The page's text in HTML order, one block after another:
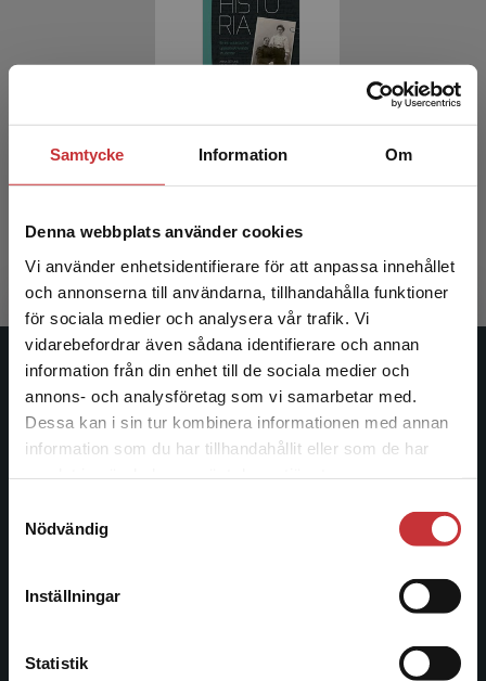
Samtycke Information Om
Denna webbplats använder cookies
Vi använder enhetsidentifierare för att anpassa innehållet
och annonserna till användarna, tillhandahålla funktioner
för sociala medier och analysera vår trafik. Vi
vidarebefordrar även sådana identifierare och annan
information från din enhet till de sociala medier och
annons- och analysföretag som vi samarbetar med.
Dessa kan i sin tur kombinera informationen med annan
information som du har tillhandahållit eller som de har
Nödvändig
Inställningar
Statistik
Begränsad fraktregion
Det verkar som att du besöker
studentlitteratur.se via en enhet utanför Sverige.
Vi erbjuder inte leveranser utanför Sverige. För
att kunna slutföra ett köp måste
Mikrohistoria
343 krinkl. moms
Studentlitteratur
Studentlitteratur grundades 1963 och är idag Sveriges
ledande utbildningsförlag. Med läromedel, kurslitteratur,
facklitteratur, utbildningar och digitala
informationstjänster i utbudet, finns Studentlitteratur med
längs hela kunskapsresan.
Kontakta oss